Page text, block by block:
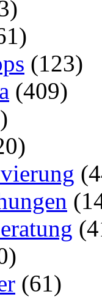
(123)
(409)
(61)